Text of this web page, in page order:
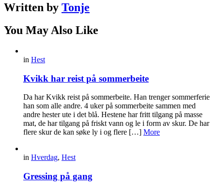
Written by Tonje
You May Also Like
in Hest
Kvikk har reist på sommerbeite
Da har Kvikk reist på sommerbeite. Han trenger sommerferie
han som alle andre. 4 uker på sommerbeite sammen med
andre hester ute i det blå. Hestene har fritt tilgang på masse
mat, de har tilgang på friskt vann og le i form av skur. De har
flere skur de kan søke ly i og flere […] More
in Hverdag, Hest
Gressing på gang